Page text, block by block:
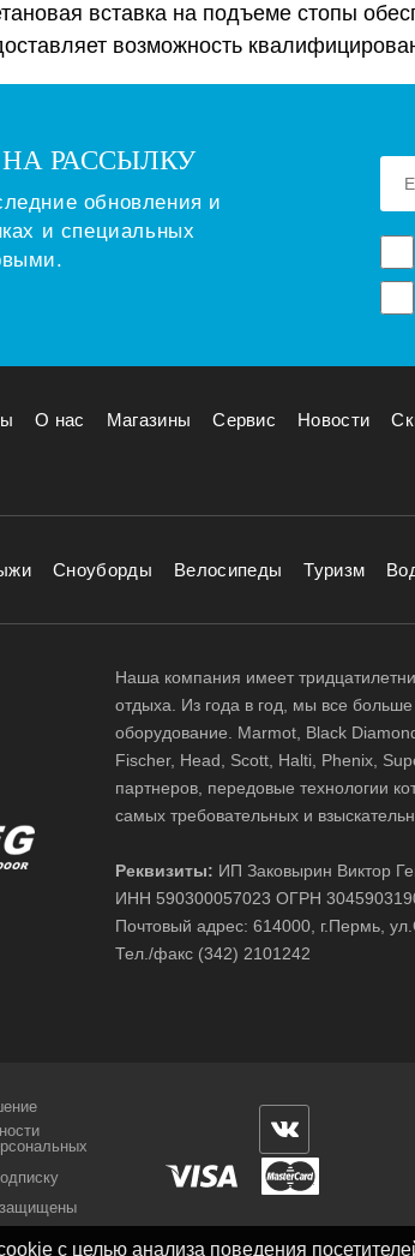
вставка на подъеме стопы
возможность
РАССЫЛКУ
обновления и
и специальных
О нас Магазины Сервис Новости
Сноуборды Велосипеды Туризм
Наша компания имеет
отдыха. Из года в год, мы все
оборудование. Marmot, Black
Fischer, Head, Scott, Halti, Phenix,
партнеров, передовые технологии
самых требовательных и
Реквизиты: ИП Заковырин Виктор
ИНН 590300057023 ОГРН
Почтовый адрес: 614000, г.Пермь,
Тел./факс (342) 2101242
с целью анализа поведения